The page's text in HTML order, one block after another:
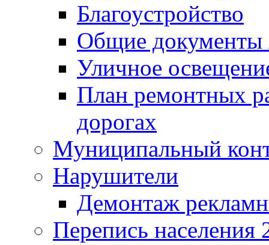
Благоустройство
Общие
Уличное
План ремонтных
дорогах
Муниципальный
Нарушители
Демонтаж
Перепись населения